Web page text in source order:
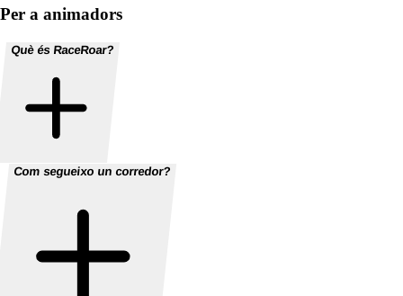
Per a animadors
Què és RaceRoar?
Com segueixo un corredor?